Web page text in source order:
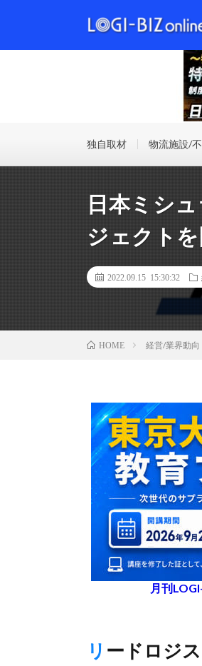
独自取材 物流施設/
日本ミシ
ジェクト
2022.09.15 15:30:32
HOME 経営/業界動向
月刊
リードロジスティクスパートナー契約を締結、環境負荷低減し